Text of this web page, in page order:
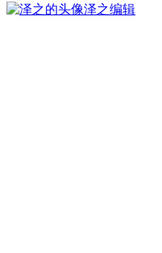
泽之编辑